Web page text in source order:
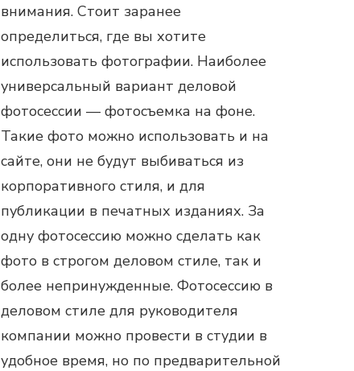
внимания. Стоит заранее
определиться, где вы хотите
использовать фотографии. Наиболее
универсальный вариант деловой
фотосессии — фотосъемка на фоне.
Такие фото можно использовать и на
сайте, они не будут выбиваться из
корпоративного стиля, и для
публикации в печатных изданиях. За
одну фотосессию можно сделать как
фото в строгом деловом стиле, так и
более непринужденные. Фотосессию в
деловом стиле для руководителя
компании можно провести в студии в
удобное время, но по предварительной